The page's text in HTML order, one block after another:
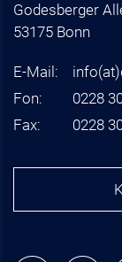
Godesberger
53175 Bonn
E-Mail: info(at)
Fon:
0228
Fax:
0228